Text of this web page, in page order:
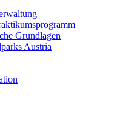
Grundlagen
Austria